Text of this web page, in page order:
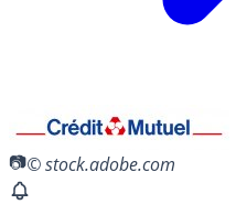
© stock.adobe.com